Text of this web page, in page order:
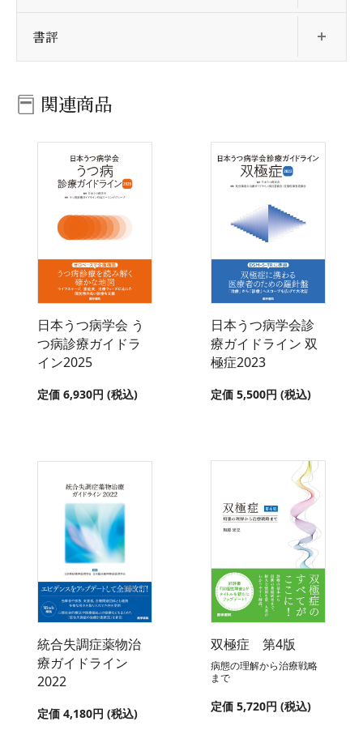
書評
関連商品
日本うつ病学会 う
つ病診療ガイドラ
イン2025
定価 6,930円 (税込)
日本うつ病学会診
療ガイドライン 双
極症2023
定価 5,500円 (税込)
統合失調症薬物治
療ガイドライン
2022
定価 4,180円 (税込)
双極症 第4版
病態の理解から治療戦略
まで
定価 5,720円 (税込)